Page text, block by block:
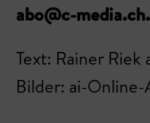
abo@c-media.ch.
Text: Rainer Riek
Bilder: ai-